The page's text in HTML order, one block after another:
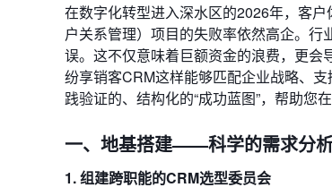
在数字化转型进入深水区的2026年，客
户关系管理）项目的失败率依然高企。
误。这不仅意味着巨额资金的浪费，更
纷享销客CRM这样能够匹配企业战略、
践验证的、结构化的“成功蓝图”，帮助您
一、地基搭建——科学的需求分
1. 组建跨职能的CRM选型委员会